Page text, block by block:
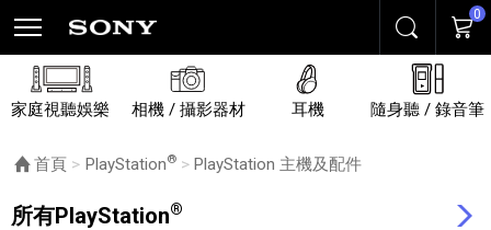
搜尋 購物
0
家庭視聽娛樂 相機 / 攝影器材 耳機 隨身聽 / 錄音筆
首頁 PlayStation® 目前頁面：
PlayStation 主機及配件
所有PlayStation®